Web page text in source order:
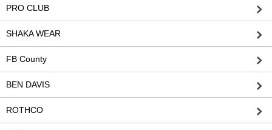
PRO CLUB
SHAKA WEAR
FB County
BEN DAVIS
ROTHCO